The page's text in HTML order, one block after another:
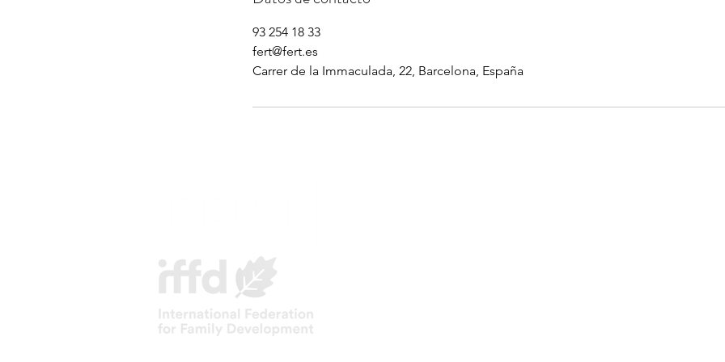
93 254 18 33
fert@fert.es
Carrer de la Immaculada, 22, Barcelona, España